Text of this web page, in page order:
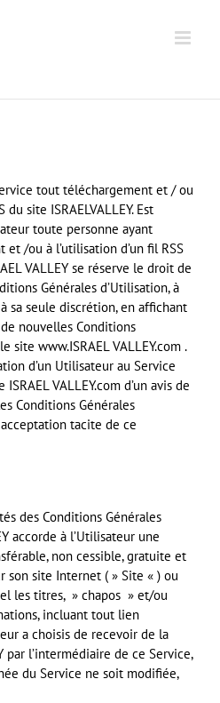
tout téléchargement et / ou
du site ISRAELVALLEY. Est
toute personne ayant
et /ou à l’utilisation d’un fil RSS
VALLEY se réserve le droit de
Générales d’Utilisation, à
sa seule discrétion, en affichant
nouvelles Conditions
site www.ISRAEL VALLEY.com .
d’un Utilisateur au Service
ISRAEL VALLEY.com d’un avis de
Conditions Générales
tacite de ce
des Conditions Générales
accorde à l’Utilisateur une
non cessible, gratuite et
son site Internet ( » Site « ) ou
les titres, » chapos » et/ou
incluant tout lien
a choisis de recevoir de la
par l’intermédiaire de ce Service,
du Service ne soit modifiée,